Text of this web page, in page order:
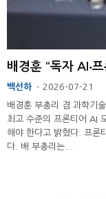
배경훈 “독자 AI‧
백선하 - 2026-07-21
배경훈 부총리 겸 과학기
최고 수준의 프론티어 AI
해야 한다고 밝혔다. 프론
다. 배 부총리는...